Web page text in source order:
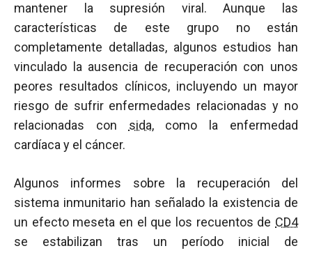
mantener la supresión viral. Aunque las
características de este grupo no están
completamente detalladas, algunos estudios han
vinculado la ausencia de recuperación con unos
peores resultados clínicos, incluyendo un mayor
riesgo de sufrir enfermedades relacionadas y no
relacionadas con sida, como la enfermedad
cardíaca y el cáncer.
Algunos informes sobre la recuperación del
sistema inmunitario han señalado la existencia de
un efecto meseta en el que los recuentos de CD4
se estabilizan tras un período inicial de